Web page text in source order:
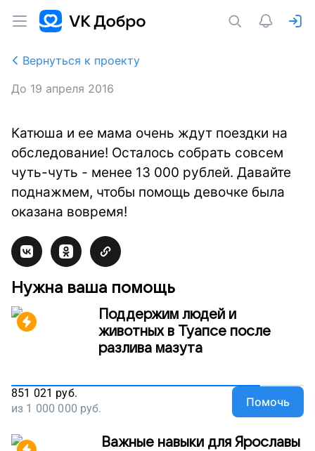
Вернуться к проекту
До 19 апреля 2016
Катюша и ее мама очень ждут поездки на
обследование! Осталось собрать совсем
чуть-чуть - менее 13 000 рублей. Давайте
поднажмем, чтобы помощь девочке была
оказана вовремя!
Нужна ваша помощь
Поддержим людей и
животных в Туапсе после
разлива мазута
851 021 руб.
из 1 000 000 руб. Помочь
Важные навыки для Ярославы